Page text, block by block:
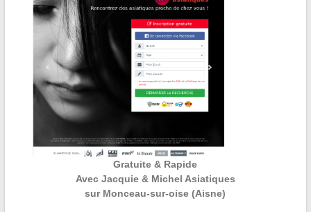
Gratuite & Rapide
Avec Jacquie & Michel Asiatiques
sur Monceau-sur-oise (Aisne)